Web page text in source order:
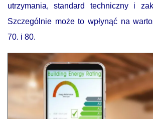
utrzymania, standard techniczny i
Szczególnie może to wpłynąć na
70. i 80.